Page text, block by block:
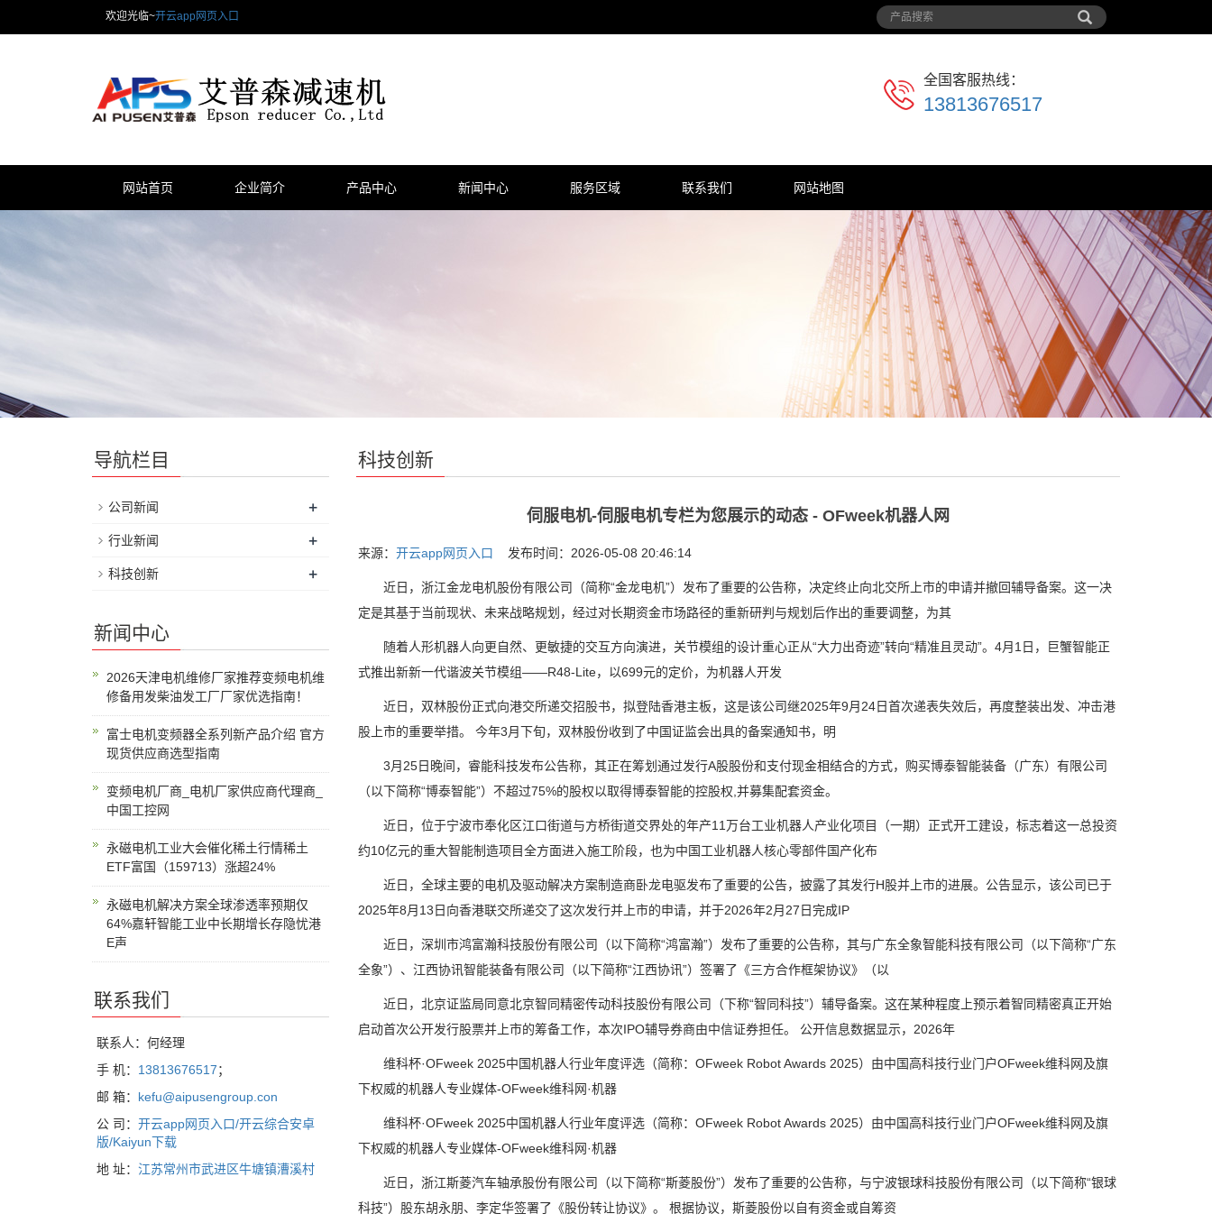
欢迎光临~开云app网页入口
全国客服热线：
13813676517
网站首页 企业简介 产品中心 新闻中心 服务区域 联系我们 网站地图
科技创新
伺服电机-伺服电机专栏为您展示的动态 - OFweek机器人网
来源： 开云app网页入口 发布时间：2026-05-08 20:46:14
近日，浙江金龙电机股份有限公司（简称“金龙电机”）发布了重要的公告称，决定终止向北交所上市的申请并撤回辅导备案。这一决
定是其基于当前现状、未来战略规划，经过对长期资金市场路径的重新研判与规划后作出的重要调整，为其
随着人形机器人向更自然、更敏捷的交互方向演进，关节模组的设计重心正从“大力出奇迹”转向“精准且灵动”。4月1日，巨蟹智能正
式推出新新一代谐波关节模组——R48-Lite，以699元的定价，为机器人开发
近日，双林股份正式向港交所递交招股书，拟登陆香港主板，这是该公司继2025年9月24日首次递表失效后，再度整装出发、冲击港
股上市的重要举措。 今年3月下旬，双林股份收到了中国证监会出具的备案通知书，明
3月25日晚间，睿能科技发布公告称，其正在筹划通过发行A股股份和支付现金相结合的方式，购买博泰智能装备（广东）有限公司
（以下简称“博泰智能”）不超过75%的股权以取得博泰智能的控股权,并募集配套资金。
近日，位于宁波市奉化区江口街道与方桥街道交界处的年产11万台工业机器人产业化项目（一期）正式开工建设，标志着这一总投资
约10亿元的重大智能制造项目全方面进入施工阶段，也为中国工业机器人核心零部件国产化布
近日，全球主要的电机及驱动解决方案制造商卧龙电驱发布了重要的公告，披露了其发行H股并上市的进展。公告显示，该公司已于
2025年8月13日向香港联交所递交了这次发行并上市的申请，并于2026年2月27日完成IP
近日，深圳市鸿富瀚科技股份有限公司（以下简称“鸿富瀚”）发布了重要的公告称，其与广东全象智能科技有限公司（以下简称“广东
全象”）、江西协讯智能装备有限公司（以下简称“江西协讯”）签署了《三方合作框架协议》（以
近日，北京证监局同意北京智同精密传动科技股份有限公司（下称“智同科技”）辅导备案。这在某种程度上预示着智同精密真正开始
启动首次公开发行股票并上市的筹备工作，本次IPO辅导券商由中信证券担任。 公开信息数据显示，2026年
维科杯·OFweek 2025中国机器人行业年度评选（简称：OFweek Robot Awards 2025）由中国高科技行业门户OFweek维科网及旗
下权威的机器人专业媒体-OFweek维科网·机器
维科杯·OFweek 2025中国机器人行业年度评选（简称：OFweek Robot Awards 2025）由中国高科技行业门户OFweek维科网及旗
下权威的机器人专业媒体-OFweek维科网·机器
近日，浙江斯菱汽车轴承股份有限公司（以下简称“斯菱股份”）发布了重要的公告称，与宁波银球科技股份有限公司（以下简称“银球
科技”）股东胡永朋、李定华签署了《股份转让协议》。 根据协议，斯菱股份以自有资金或自筹资
导航栏目
公司新闻 +
行业新闻 +
科技创新 +
新闻中心
2026天津电机维修厂家推荐变频电机维
修备用发柴油发工厂厂家优选指南！
富士电机变频器全系列新产品介绍 官方
现货供应商选型指南
变频电机厂商_电机厂家供应商代理商_
中国工控网
永磁电机工业大会催化稀土行情稀土
ETF富国（159713）涨超24%
永磁电机解决方案全球渗透率预期仅
64%嘉轩智能工业中长期增长存隐忧港
E声
联系我们
联系人：何经理
手 机： 13813676517；
邮 箱： kefu@aipusengroup.con
公 司： 开云app网页入口/开云综合安卓
版/Kaiyun下载
地 址： 江苏常州市武进区牛塘镇漕溪村